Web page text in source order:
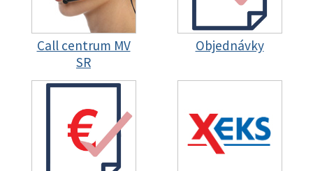
Call centrum MV
SR
Objednávky